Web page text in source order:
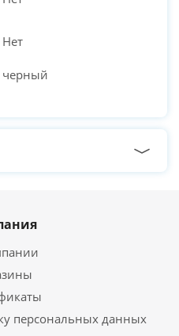
Нет
черный
персональных данных